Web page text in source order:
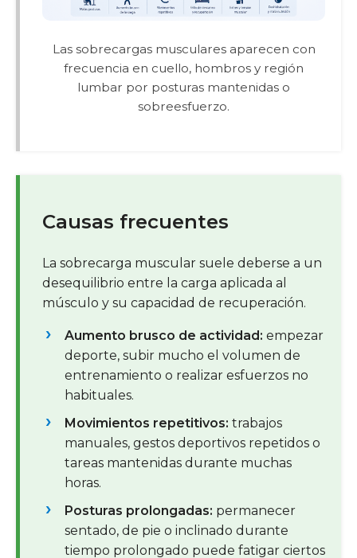
Las sobrecargas musculares aparecen con
frecuencia en cuello, hombros y región
lumbar por posturas mantenidas o
sobreesfuerzo.
Causas frecuentes
La sobrecarga muscular suele deberse a un
desequilibrio entre la carga aplicada al
músculo y su capacidad de recuperación.
Aumento brusco de actividad: empezar
deporte, subir mucho el volumen de
entrenamiento o realizar esfuerzos no
habituales.
Movimientos repetitivos: trabajos
manuales, gestos deportivos repetidos o
tareas mantenidas durante muchas
horas.
Posturas prolongadas: permanecer
sentado, de pie o inclinado durante
tiempo prolongado puede fatigar ciertos